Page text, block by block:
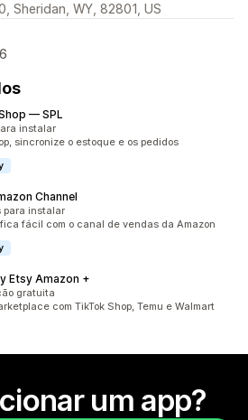
Sheridan, WY, 82801, US
— SPL
instalar
sincronize o estoque e os pedidos
Channel
todo
para instalar
fácil com o canal de vendas da Amazon
Etsy Amazon +
gratuita
com TikTok Shop, Temu e Walmart
um app?